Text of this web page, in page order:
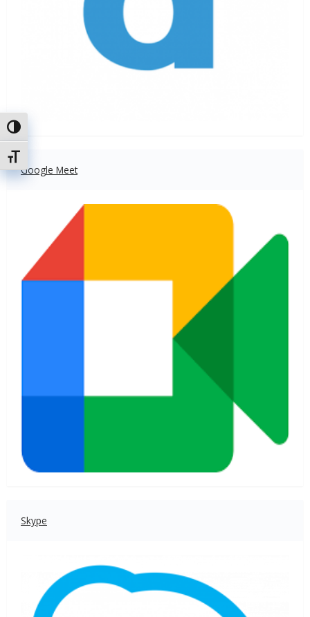
Attiva/disattiva alto contrasto
Attiva/disattiva dimensione testo
Google Meet
Skype